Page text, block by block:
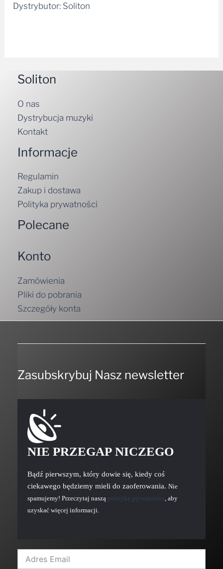
Dystrybutor: Soliton
Soliton
O nas
Dystrybucja muzyki
Kontakt
Informacje
Regulamin
Zakup i dostawa
Polityka prywatności
Polecane
Konto
Zamówienia
Pliki do pobrania
Szczegóły konta
Zasubskrybuj Nasz newsletter
NIE PRZEGAP NICZEGO
Bądź pierwszym, który dowie się, kiedy coś
ciekawego będziemy mieli do zaoferowania. Nie
spamujemy! Przeczytaj naszą politykę prywatności, aby
uzyskać więcej informacji.